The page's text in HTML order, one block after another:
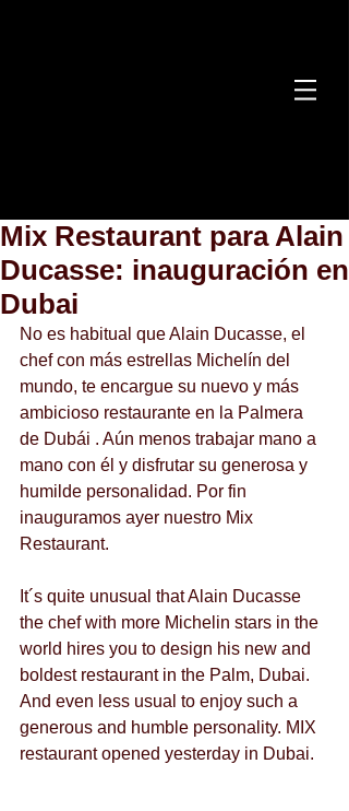
Mix Restaurant para Alain
Ducasse: inauguración en
Dubai
No es habitual que Alain Ducasse, el
chef con más estrellas Michelín del
mundo, te encargue su nuevo y más
ambicioso restaurante en la Palmera
de Dubái . Aún menos trabajar mano a
mano con él y disfrutar su generosa y
humilde personalidad. Por fin
inauguramos ayer nuestro Mix
Restaurant.
It´s quite unusual that Alain Ducasse
the chef with more Michelin stars in the
world hires you to design his new and
boldest restaurant in the Palm, Dubai.
And even less usual to enjoy such a
generous and humble personality. MIX
restaurant opened yesterday in Dubai.